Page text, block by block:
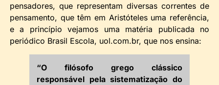
pensadores, que representam diversas correntes de
pensamento, que têm em Aristóteles uma referência,
e a princípio vejamos uma matéria publicada no
periódico Brasil Escola, uol.com.br, que nos ensina:
“O filósofo grego clássico
responsável pela sistematização do